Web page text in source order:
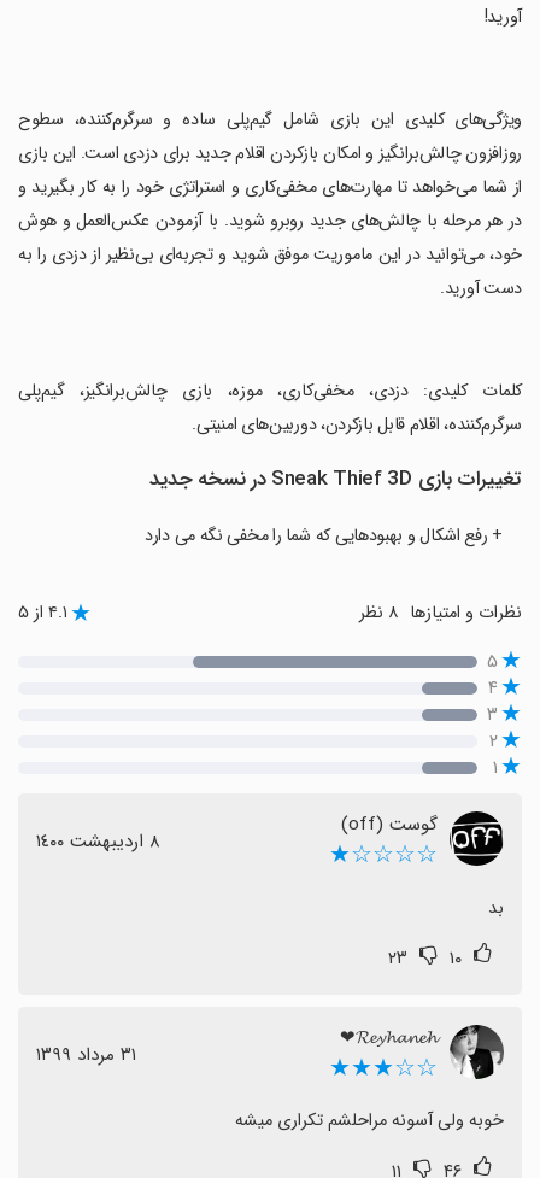
آورید!
‏ویژگی‌های کلیدی این بازی شامل گیم‌پلی ساده و سرگرم‌کننده، سطوح
روزافزون چالش‌برانگیز و امکان بازکردن اقلام جدید برای دزدی است. این بازی
از شما می‌خواهد تا مهارت‌های مخفی‌کاری و استراتژی خود را به کار بگیرید و
در هر مرحله با چالش‌های جدید روبرو شوید. با آزمودن عکس‌العمل و هوش
خود، می‌توانید در این ماموریت موفق شوید و تجربه‌ای بی‌نظیر از دزدی را به
دست آورید.
‏کلمات کلیدی: دزدی، مخفی‌کاری، موزه، بازی چالش‌برانگیز، گیم‌پلی
سرگرم‌کننده، اقلام قابل بازکردن، دوربین‌های امنیتی.
تغییرات بازی Sneak Thief 3D در نسخه جدید
+ رفع اشکال و بهبودهایی که شما را مخفی نگه می دارد
نظرات و امتیازها ۴.۱ از ۵
۵
۴
۳
۲
۱
گوست (off)
☆☆☆☆★ ٨ اردیبهشت ١٤٠٠
بد
۱۰ ۲۳
𝓡𝓮𝔂𝓱𝓪𝓷𝓮𝓱❤︎
☆☆★★★ ٣١ مرداد ١٣٩٩
خوبه ولی آسونه مراحلشم تکراری میشه
۴۶ ۱۱